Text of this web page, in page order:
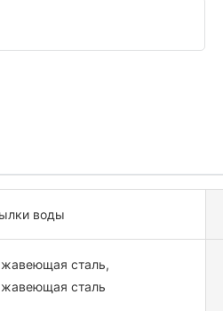
воды
сталь,
сталь